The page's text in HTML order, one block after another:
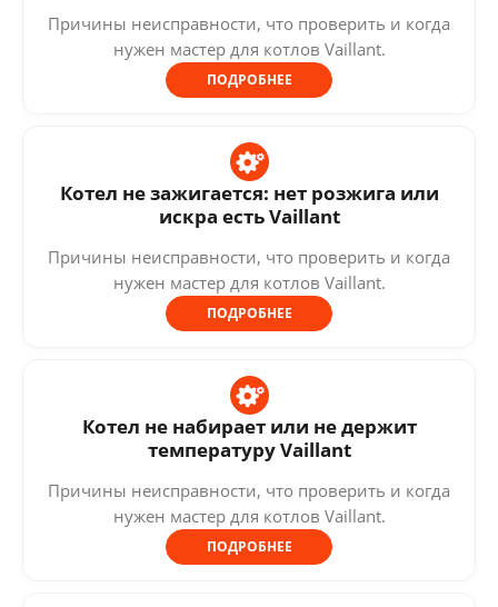
Причины неисправности, что проверить и когда
нужен мастер для котлов Vaillant.
ПОДРОБНЕЕ
Котел не зажигается: нет розжига или
искра есть Vaillant
Причины неисправности, что проверить и когда
нужен мастер для котлов Vaillant.
ПОДРОБНЕЕ
Котел не набирает или не держит
температуру Vaillant
Причины неисправности, что проверить и когда
нужен мастер для котлов Vaillant.
ПОДРОБНЕЕ